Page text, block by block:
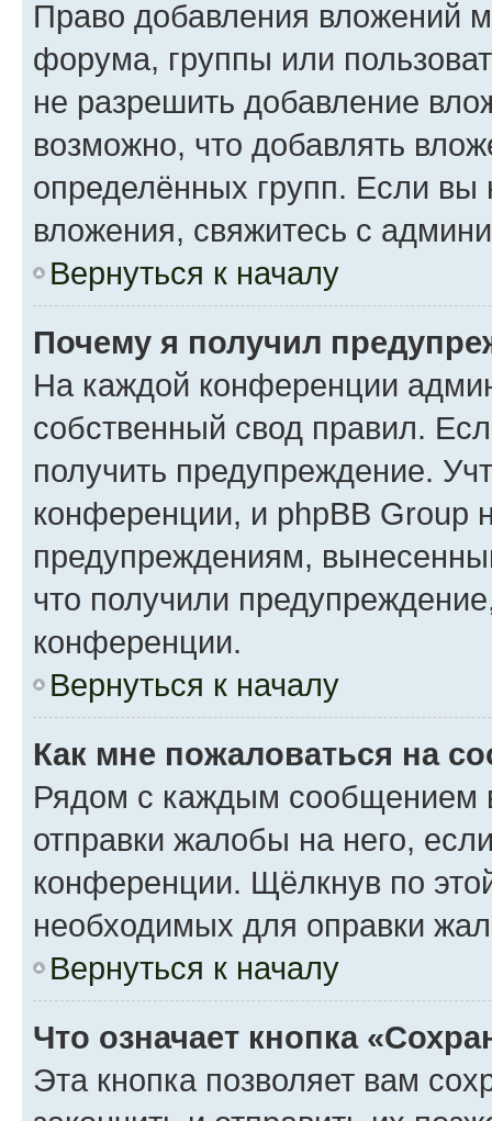
Право добавления вложений
форума, группы или
не разрешить добавление
возможно, что добавлять
определённых групп. Если вы
вложения, свяжитесь с
Вернуться к началу
Почему я получил
На каждой конференции
собственный свод правил.
получить предупреждение.
конференции, и phpBB Group
предупреждениям,
что получили
конференции.
Вернуться к началу
Как мне пожаловаться на
Рядом с каждым сообщением
отправки жалобы на него,
конференции. Щёлкнув по
необходимых для оправки
Вернуться к началу
Что означает кнопка
Эта кнопка позволяет вам